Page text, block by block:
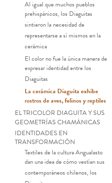
Al igual que muchos pueblos
prehispánicos, los Diaguitas
sintieron la necesidad de
representarse a sí mismos en la
cerámica
El color no fue la única manera de
expresar identidad entre los
Diaguitas
La cerámica Diaguita exhibe
rostros de aves, felinos y reptiles
EL TRICOLOR DIAGUITA Y SUS
GEOMETRÍAS CHAMÁNICAS
IDENTIDADES EN
TRANSFORMACIÓN
Textiles de la cultura Angualasto
dan una idea de cómo vestían sus
contemporáneos chilenos, los